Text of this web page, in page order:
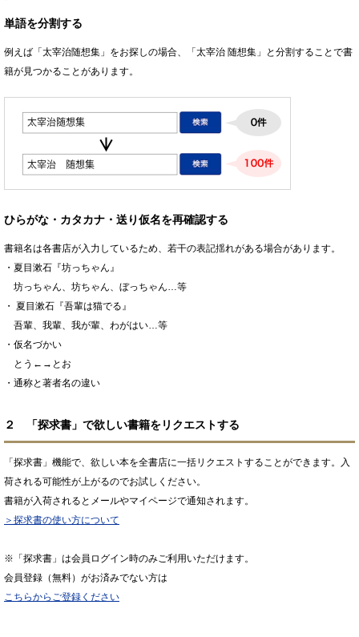
単語を分割する
例えば「太宰治随想集」をお探しの場合、「太宰治 随想集」と分割することで書
籍が見つかることがあります。
ひらがな・カタカナ・送り仮名を再確認する
書籍名は各書店が入力しているため、若干の表記揺れがある場合があります。
・夏目漱石『坊っちゃん』
坊っちゃん、坊ちゃん、ぼっちゃん…等
・ 夏目漱石『吾輩は猫でる』
吾輩、我輩、我が輩、わがはい…等
・仮名づかい
とう←→とお
・通称と著者名の違い
２ 「探求書」で欲しい書籍をリクエストする
「探求書」機能で、欲しい本を全書店に一括リクエストすることができます。入
荷される可能性が上がるのでお試しください。
書籍が入荷されるとメールやマイページで通知されます。
＞探求書の使い方について
※「探求書」は会員ログイン時のみご利用いただけます。
会員登録（無料）がお済みでない方は
こちらからご登録ください